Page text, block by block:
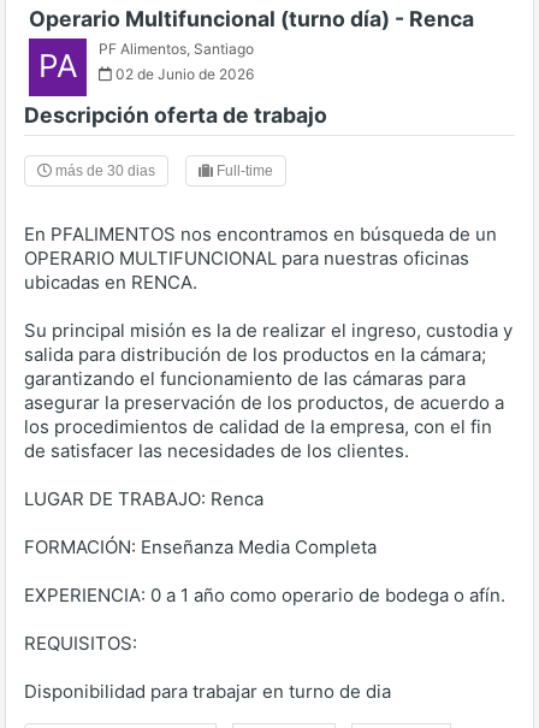
Operario Multifuncional (turno día) - Renca
PA PF Alimentos, Santiago
02 de Junio de 2026
Descripción oferta de trabajo
más de 30 dias Full-time
En PFALIMENTOS nos encontramos en búsqueda de un
OPERARIO MULTIFUNCIONAL para nuestras oficinas
ubicadas en RENCA.
Su principal misión es la de realizar el ingreso, custodia y
salida para distribución de los productos en la cámara;
garantizando el funcionamiento de las cámaras para
asegurar la preservación de los productos, de acuerdo a
los procedimientos de calidad de la empresa, con el fin
de satisfacer las necesidades de los clientes.
LUGAR DE TRABAJO: Renca
FORMACIÓN: Enseñanza Media Completa
EXPERIENCIA: 0 a 1 año como operario de bodega o afín.
REQUISITOS:
Disponibilidad para trabajar en turno de dia